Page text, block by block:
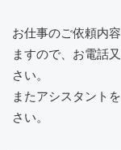
お仕事のご依頼内
ますので、 お電話
さい。
またアシスタント
さい。